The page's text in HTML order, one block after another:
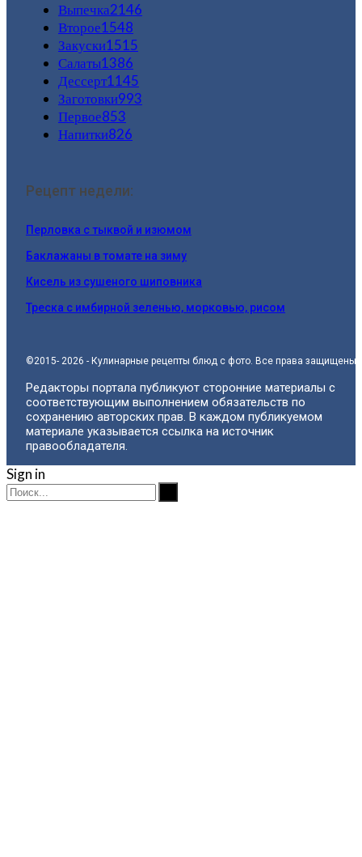
Выпечка2146
Второе1548
Закуски1515
Салаты1386
Дессерт1145
Заготовки993
Первое853
Напитки826
Рецепт недели:
Перловка с тыквой и изюмом
Баклажаны в томате на зиму
Кисель из сушеного шиповника
Треска с имбирной зеленью, морковью, рисом
©2015- 2026 - Кулинарные рецепты блюд с фото. Все права защищены.
Редакторы портала публикуют сторонние материалы с
соответствующим выполнением обязательств по
сохранению авторских прав. В каждом публикуемом
материале указывается ссылка на источник
правообладателя.
Sign in